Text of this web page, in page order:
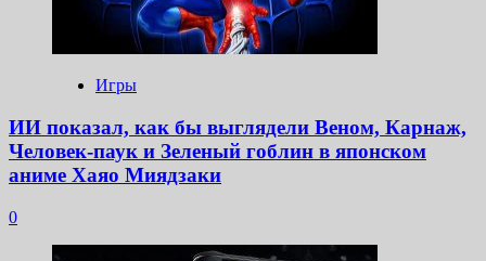
Игры
ИИ показал, как бы выглядели Веном, Карнаж,
Человек-паук и Зеленый гоблин в японском
аниме Хаяо Миядзаки
0